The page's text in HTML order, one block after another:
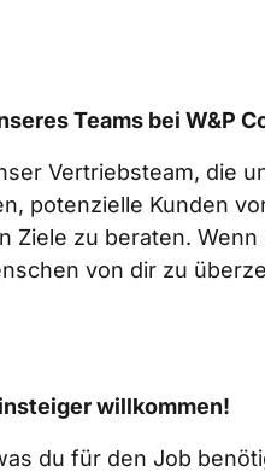
Teams bei W&P
Vertriebsteam, die
potenzielle Kunden
Ziele zu beraten.
von dir zu
willkommen!
du für den Job